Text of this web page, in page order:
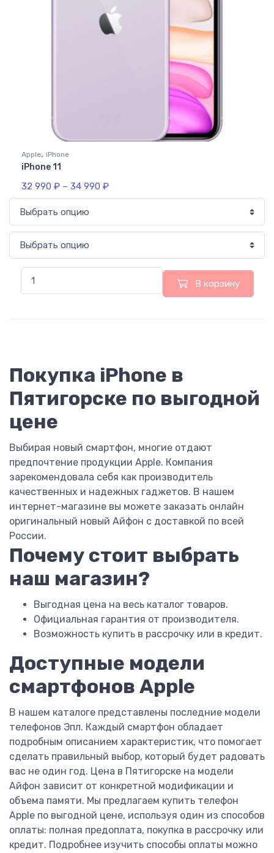
Apple, iPhone
iPhone 11
32 990 ₽ – 34 990 ₽
В корзину
Покупка iPhone в
Пятигорске по выгодной
цене
Выбирая новый смартфон, многие отдают
предпочтение продукции Apple. Компания
зарекомендовала себя как производитель
качественных и надежных гаджетов. В нашем
интернет-магазине вы можете заказать онлайн
оригинальный новый Айфон с доставкой по всей
России.
Почему стоит выбрать
наш магазин?
Выгодная цена на весь каталог товаров.
Официальная гарантия от производителя.
Возможность купить в рассрочку или в кредит.
Доступные модели
смартфонов Apple
В нашем каталоге представлены последние модели
телефонов Эпл. Каждый смартфон обладает
подробным описанием характеристик, что помогает
сделать правильный выбор, который будет радовать
вас не один год. Цена в Пятигорске на модели
Айфон зависит от конкретной модификации и
объема памяти. Мы предлагаем купить телефон
Apple по выгодной цене, используя один из способов
оплаты: полная предоплата, покупка в рассрочку или
кредит. Подробнее изучить способы оплаты можно